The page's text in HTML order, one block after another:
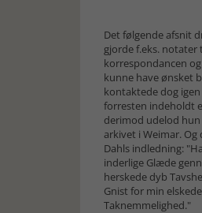
Det følgende afsnit
gjorde f.eks. notater
korrespondancen
kunne have øn­sket
kontaktede dog igen
forresten indeholdt
derimod udelod
arkivet i Weimar.
Dahls indledning:
inderlige Glæde
herskede dyb
Gnist for min
Taknemmelighed."